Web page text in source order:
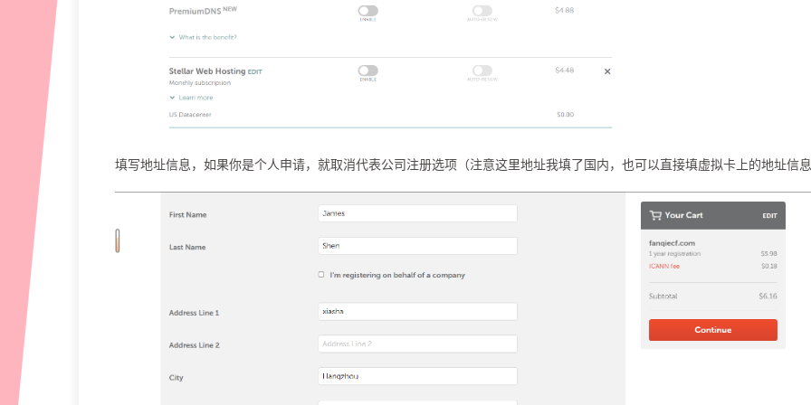
填写地址信息，如果你是个人申请，就取消代表公司注册选项（注意这里地址我填了国内，也可以直接填虚拟卡上的地址信息